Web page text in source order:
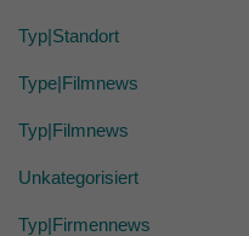
Typ|Standort
Type|Filmnews
Typ|Filmnews
Unkategorisiert
Typ|Firmennews